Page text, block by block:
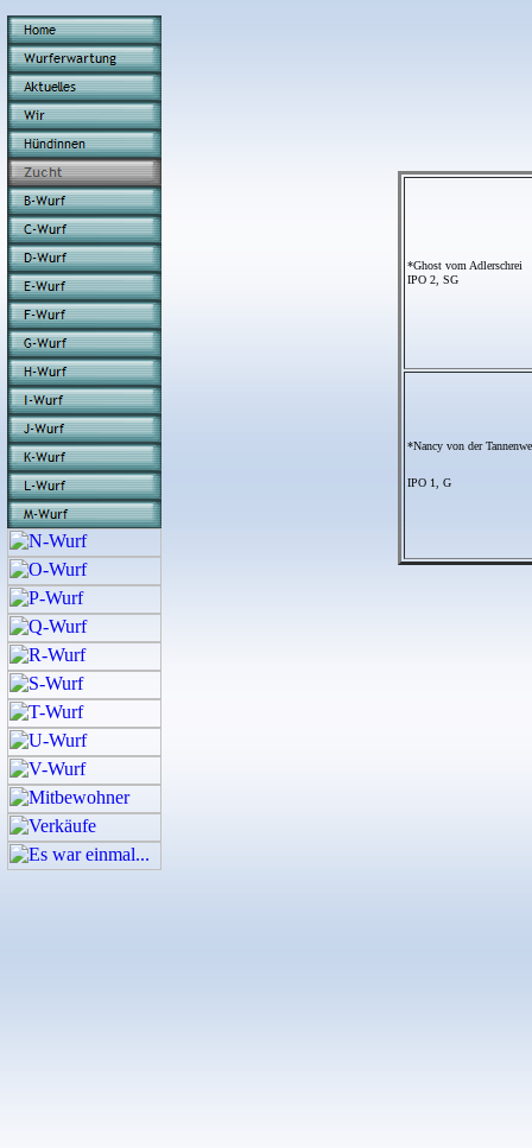
*Ghost vom Adlerschrei
IPO 2, SG
*Nancy von der
IPO 1, G